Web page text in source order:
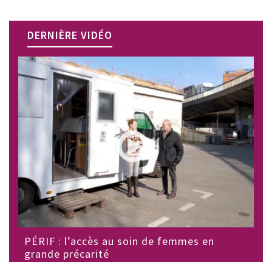
DERNIÈRE VIDÉO
PÉRIF : l’accès au soin de femmes en
grande précarité